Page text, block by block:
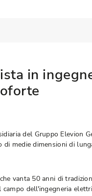
in
del Gruppo Elevion
di medie dimensioni di
vanta 50 anni di
dell'ingegneria